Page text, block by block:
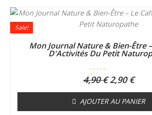
Mon Journal Nature & Bien-Être
D'Activités Du Petit
N
o
0
s
Sale!
4,90€
Le
prix
initial
était :
4,90 €.
2,90€
Le
prix
est :
AJOUTER AU PANIER